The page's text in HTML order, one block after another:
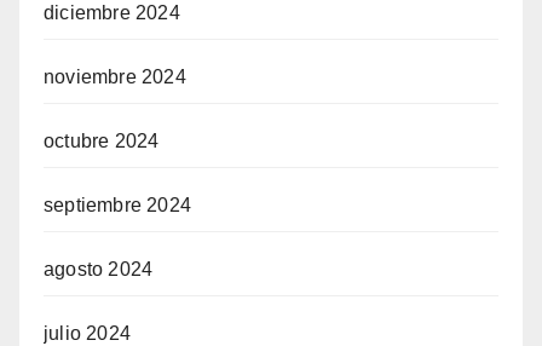
diciembre 2024
noviembre 2024
octubre 2024
septiembre 2024
agosto 2024
julio 2024